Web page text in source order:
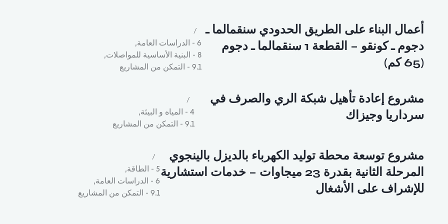
6 - الدراسات العامة
,
8 - البنية الأساسية للمواصلات
,
9.1 - التمكن من المشاريع
أعمال البناء على الطريق الحدودي سنقمالما ـ
دجوم ـ كونقو – القطعة 1 سنقمالما ـ دجوم
(65 كم)
4 - المياه و البيئة
,
9.1 - التمكن من المشاريع
مشروع إعادة تأهيل شبكة الري والصرف في
سرداريا وجيزاك
5 - الطاقة
,
6 - الدراسات العامة
,
9.1 - التمكن من المشاريع
مشروع توسعة محطة توليد الكهرباء بالديزل بالينجوي
المرحلة الثانية بقدرة 23 ميجاوات – خدمات استشارية
للإشراف على الأشغال